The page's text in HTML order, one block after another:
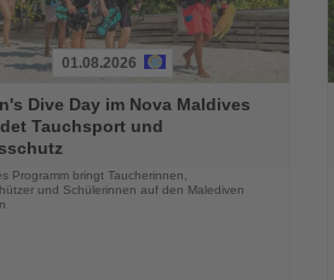
01.08.2026
Dive Day im Nova Maldives
Tauchsport und
Programm bringt Taucherinnen,
und Schülerinnen auf den Malediven